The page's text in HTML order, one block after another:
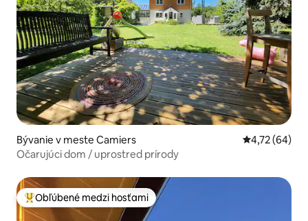
Bývanie v meste Camiers Priemerné
4,72 (64)
Očarujúci dom / uprostred prírody
Najobľúbenejšie medzi hosťami
Obľúbené medzi hosťami